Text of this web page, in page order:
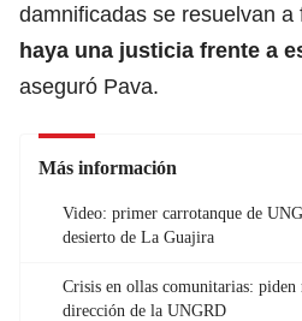
damnificadas se resuelvan a
haya una justicia frente a
aseguró Pava.
Más información
Video: primer carrotanque de
desierto de La Guajira
Crisis en ollas comunitarias: piden
dirección de la UNGRD